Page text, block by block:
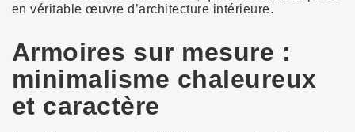
en véritable œuvre d’architecture intérieure.
Armoires sur mesure :
minimalisme chaleureux
et caractère